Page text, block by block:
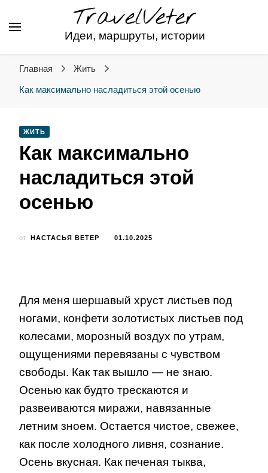
TravelVeter
Идеи, маршруты, истории
Главная Жить
Как максимально насладиться этой осенью
ЖИТЬ
Как максимально
насладиться этой
осенью
от НАСТАСЬЯ ВЕТЕР 01.10.2025
Для меня шершавый хруст листьев под
ногами, конфети золотистых листьев под
колесами, морозный воздух по утрам,
ощущениями перевязаны с чувством
свободы. Как так вышло — не знаю.
Осенью как будто трескаются и
развеиваются миражи, навязанные
летним зноем. Остается чистое, свежее,
как после холодного ливня, сознание.
Осень вкусная. Как печеная тыква,